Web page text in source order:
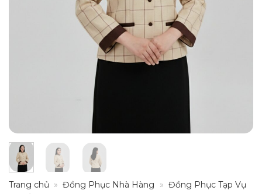
Trang chủ » Đồng Phục Nhà Hàng » Đồng Phục Tạp Vụ